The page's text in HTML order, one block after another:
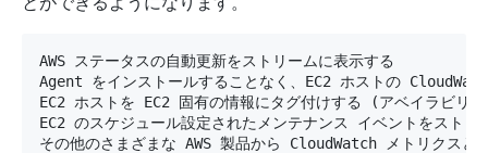
AWS ステータスの自動更新をストリームに表示する
Agent をインストールすることなく、EC2 ホストの
EC2 ホストを EC2 固有の情報にタグ付けする (アベイラビリ
EC2 のスケジュール設定されたメンテナンス イベントをストリ
その他のさまざまな AWS 製品から CloudWatch メトリクスと